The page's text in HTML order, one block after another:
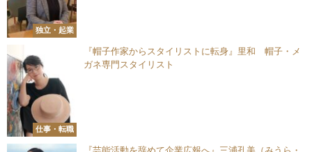
独立・起業
仕事・転職
『帽子作家からスタイリストに転身』里和 帽子・メ
ガネ専門スタイリスト
『芸能活動を辞めて企業広報へ』三浦孔美（みうら・